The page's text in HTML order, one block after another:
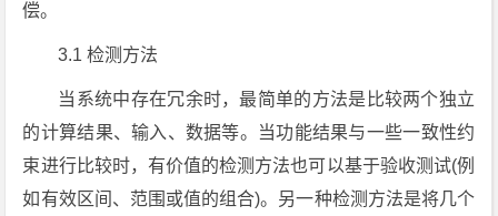
偿。
3.1 检测方法
当系统中存在冗余时，最简单的方法是比较两个独立
的计算结果、输入、数据等。当功能结果与一些一致性约
束进行比较时，有价值的检测方法也可以基于验收测试(例
如有效区间、范围或值的组合)。另一种检测方法是将几个